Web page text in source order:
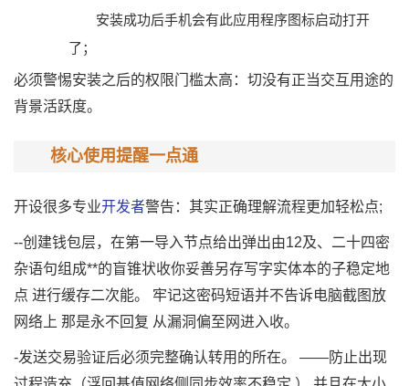
安装成功后手机会有此应用程序图标启动打开
了；
必须警惕安装之后的权限门槛太高：切没有正当交互用途的
背景活跃度。
核心使用提醒一点通
开设很多专业开发者警告：其实正确理解流程更加轻松点;
--创建钱包层，在第一导入节点给出弹出由12及、二十四密
杂语句组成**的盲锥状收你妥善另存写字实体本的子稳定地
点 进行缓存二次能。 牢记这密码短语并不告诉电脑截图放
网络上 那是永不回复 从漏洞偏至网进入收。
-发送交易验证后必须完整确认转用的所在。 ——防止出现